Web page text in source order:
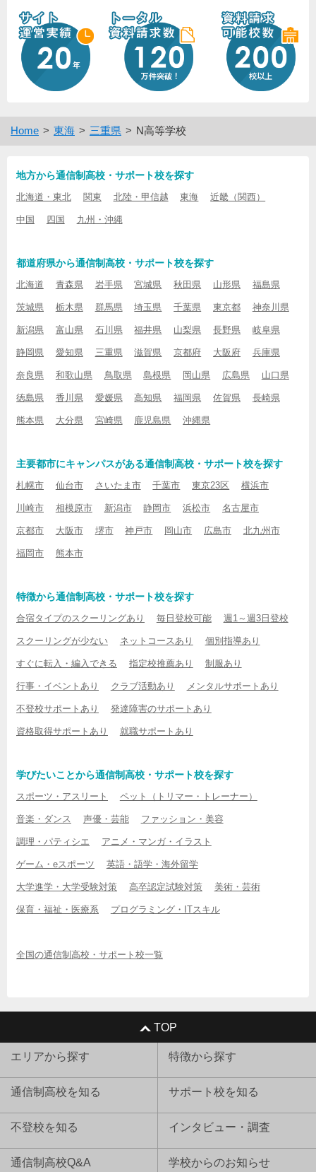
Home 東海 三重県 N高等学校
地方から通信制高校・サポート校を探す
北海道・東北 関東 北陸・甲信越 東海 近畿（関西）
中国 四国 九州・沖縄
都道府県から通信制高校・サポート校を探す
北海道 青森県 岩手県 宮城県 秋田県 山形県 福島県
茨城県 栃木県 群馬県 埼玉県 千葉県 東京都 神奈川県
新潟県 富山県 石川県 福井県 山梨県 長野県 岐阜県
静岡県 愛知県 三重県 滋賀県 京都府 大阪府 兵庫県
奈良県 和歌山県 鳥取県 島根県 岡山県 広島県 山口県
徳島県 香川県 愛媛県 高知県 福岡県 佐賀県 長崎県
熊本県 大分県 宮崎県 鹿児島県 沖縄県
主要都市にキャンパスがある通信制高校・サポート校を探す
札幌市 仙台市 さいたま市 千葉市 東京23区 横浜市
川崎市 相模原市 新潟市 静岡市 浜松市 名古屋市
京都市 大阪市 堺市 神戸市 岡山市 広島市 北九州市
福岡市 熊本市
特徴から通信制高校・サポート校を探す
合宿タイプのスクーリングあり 毎日登校可能 週1～週3日登校
スクーリングが少ない ネットコースあり 個別指導あり
すぐに転入・編入できる 指定校推薦あり 制服あり
行事・イベントあり クラブ活動あり メンタルサポートあり
不登校サポートあり 発達障害のサポートあり
資格取得サポートあり 就職サポートあり
学びたいことから通信制高校・サポート校を探す
スポーツ・アスリート ペット（トリマー・トレーナー）
音楽・ダンス 声優・芸能 ファッション・美容
調理・パティシエ アニメ・マンガ・イラスト
ゲーム・eスポーツ 英語・語学・海外留学
大学進学・大学受験対策 高卒認定試験対策 美術・芸術
保育・福祉・医療系 プログラミング・ITスキル
全国の通信制高校・サポート校一覧
TOP
エリアから探す 特徴から探す
通信制高校を知る サポート校を知る
不登校を知る インタビュー・調査
通信制高校Q&A 学校からのお知らせ